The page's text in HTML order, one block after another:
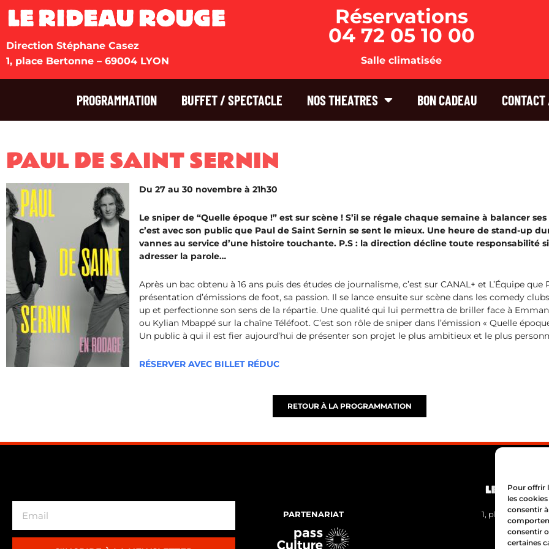
Pour offrir
les
consentir
consentir
certaines
Direction Stéphane Casez
1, place Bertonne – 69004 LYON
Réservations
04 72 05 10 00
Salle climatisée
PROGRAMMATION BUFFET / SPECTACLE NOS THEATRES BON CADEAU
PAUL DE SAINT SERNIN
Du 27 au 30 novembre à 21h30
Le sniper de “Quelle époque !” est sur scène ! S’il se régale chaque semaine à balancer
c’est avec son public que Paul de Saint Sernin se sent le mieux. Une heure de stand-up
vannes au service d’une histoire touchante. P.S : la direction décline toute responsabilité
adresser la parole…
Après un bac obtenu à 16 ans puis des études de journalisme, c’est sur CANAL+ et L’Équipe
présentation d’émissions de foot, sa passion. Il se lance ensuite sur scène dans les comedy
up et perfectionne son sens de la répartie. Une qualité qui lui permettra de briller face à
ou Kylian Mbappé sur la chaîne Téléfoot. C’est son rôle de sniper dans l’émission « Quelle
Un public à qui il est fier aujourd’hui de présenter son projet le plus ambitieux et le plus
RÉSERVER AVEC BILLET RÉDUC
RETOUR À LA PROGRAMMATION
PARTENARIAT
1, place Bertone
04 72 05